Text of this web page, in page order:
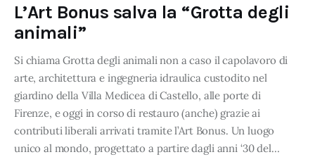
L’Art Bonus salva la “Grotta degli
animali”
Si chiama Grotta degli animali non a caso il capolavoro di
arte, architettura e ingegneria idraulica custodito nel
giardino della Villa Medicea di Castello, alle porte di
Firenze, e oggi in corso di restauro (anche) grazie ai
contributi liberali arrivati tramite l’Art Bonus. Un luogo
unico al mondo, progettato a partire dagli anni ‘30 del…